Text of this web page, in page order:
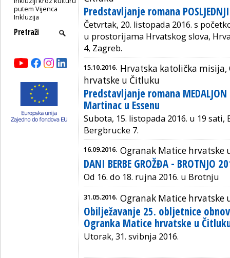
putem Vijenca
Inkluzija
Predstavljanje romana
Četvrtak, 20. listopada 2016. s
u prostorijama Hrvatskog slova,
4, Zagreb.
15.10.2016. Hrvatska katolička misija,
hrvatske u Čitluku
Predstavljanje romana MEDALJON
Martinac u Essenu
Subota, 15. listopada 2016. u 19 sati,
Bergbrucke 7.
16.09.2016. Ogranak Matice hrvatske
DANI BERBE GROŽĐA - BROTNJO
Od 16. do 18. rujna 2016. u Brotnju
31.05.2016. Ogranak Matice hrvatske
Obilježavanje 25. obljetnice
Ogranka Matice hrvatske u
Utorak, 31. svibnja 2016.